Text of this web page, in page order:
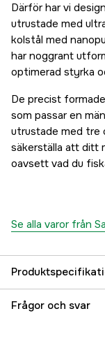
Därför har vi
utrustade med
kolstål med
har noggrant
optimerad styrka
De precist
som passar en
utrustade med tre
säkerställa att ditt
oavsett vad du
Se alla varor från
Referensnummer
Frågor och svar